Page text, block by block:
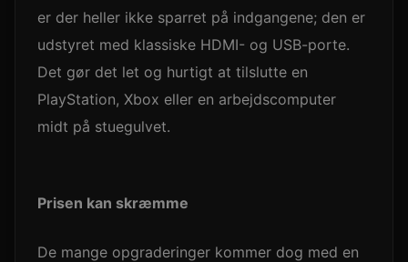
er der heller ikke sparret på indgangene; den er
udstyret med klassiske HDMI- og USB-porte.
Det gør det let og hurtigt at tilslutte en
PlayStation, Xbox eller en arbejdscomputer
midt på stuegulvet.
Prisen kan skræmme
De mange opgraderinger kommer dog med en